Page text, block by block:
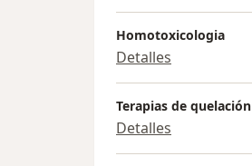
Homotoxicologia
Detalles
Terapias de quelación
Detalles